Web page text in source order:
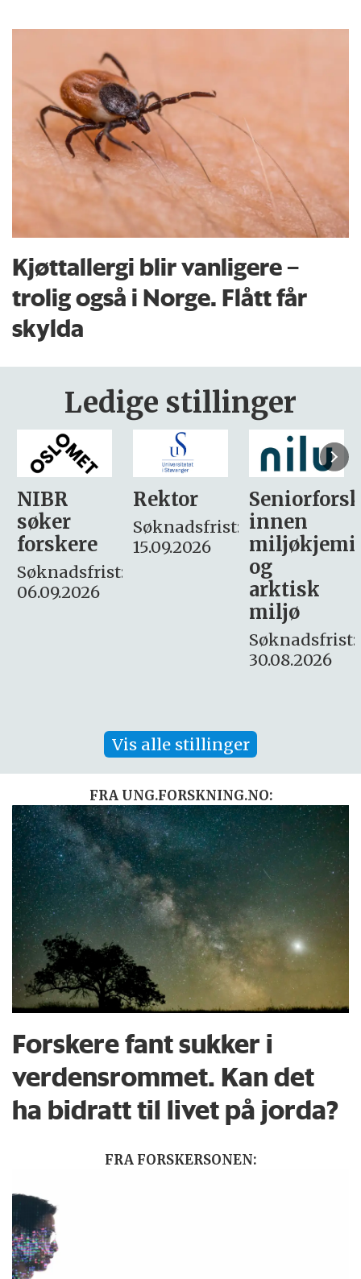
Kjøttallergi blir vanligere –
trolig også i Norge. Flått får
skylda
Ledige stillinger
Rektor
Søknadsfrist:
15.09.2026
Seniorforsker
innen
miljøkjemi
søker
– fast
Søknadsfrist:
16. august.
Vis alle stillinger
FRA UNG.FORSKNING.NO:
Forskere fant sukker i
verdensrommet. Kan det
ha bidratt til livet på jorda?
FRA FORSKERSONEN: